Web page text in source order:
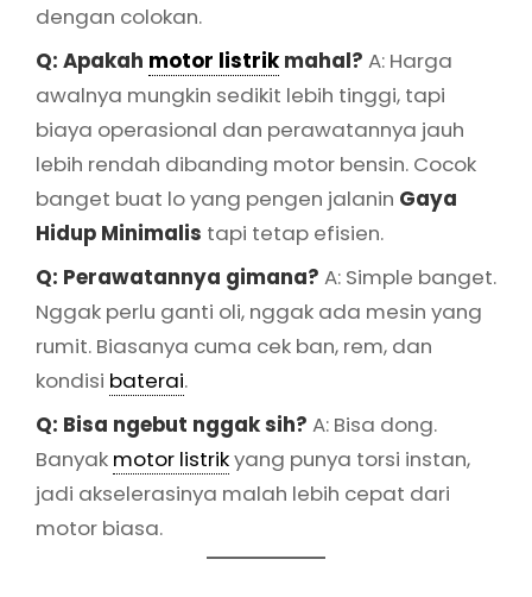
dengan colokan.
Q: Apakah motor listrik mahal? A: Harga
awalnya mungkin sedikit lebih tinggi, tapi
biaya operasional dan perawatannya jauh
lebih rendah dibanding motor bensin. Cocok
banget buat lo yang pengen jalanin Gaya
Hidup Minimalis tapi tetap efisien.
Q: Perawatannya gimana? A: Simple banget.
Nggak perlu ganti oli, nggak ada mesin yang
rumit. Biasanya cuma cek ban, rem, dan
kondisi baterai.
Q: Bisa ngebut nggak sih? A: Bisa dong.
Banyak motor listrikyang punya torsi instan,
jadi akselerasinya malah lebih cepat dari
motor biasa.